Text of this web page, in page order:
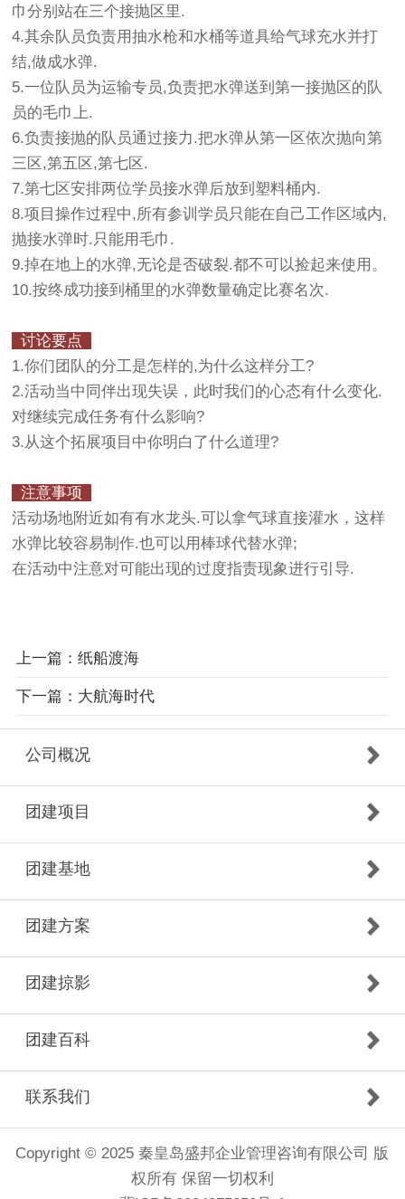
巾分别站在三个接抛区里.
4.其余队员负责用抽水枪和水桶等道具给气球充水并打
结,做成水弹.
5.一位队员为运输专员,负责把水弹送到第一接抛区的队
员的毛巾上.
6.负责接抛的队员通过接力.把水弹从第一区依次抛向第
三区,第五区,第七区.
7.第七区安排两位学员接水弹后放到塑料桶内.
8.项目操作过程中,所有参训学员只能在自己工作区域内,
抛接水弹时.只能用毛巾.
9.掉在地上的水弹,无论是否破裂.都不可以捡起来使用。
10.按终成功接到桶里的水弹数量确定比赛名次.
讨论要点
1.你们团队的分工是怎样的,为什么这样分工?
2.活动当中同伴出现失误，此时我们的心态有什么变化.
对继续完成任务有什么影响?
3.从这个拓展项目中你明白了什么道理?
注意事项
活动场地附近如有有水龙头.可以拿气球直接灌水，这样
水弹比较容易制作.也可以用棒球代替水弹;
在活动中注意对可能出现的过度指责现象进行引导.
上一篇：纸船渡海
下一篇：大航海时代
公司概况
团建项目
团建基地
团建方案
团建掠影
团建百科
联系我们
Copyright © 2025 秦皇岛盛邦企业管理咨询有限公司 版
权所有 保留一切权利